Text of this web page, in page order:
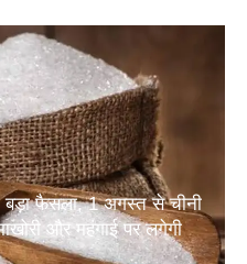
फैसला, 1 अगस्त से चीनी
और महंगाई पर लगेगी